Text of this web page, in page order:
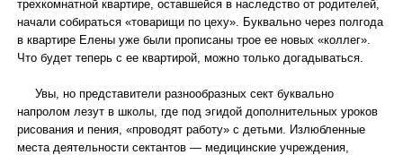
трехкомнатной квартире, оставшейся в наследство от родителей,
начали собираться «товарищи по цеху». Буквально через полгода
в квартире Елены уже были прописаны трое ее новых «коллег».
Что будет теперь с ее квартирой, можно только догадываться.
Увы, но представители разнообразных сект буквально
напролом лезут в школы, где под эгидой дополнительных уроков
рисования и пения, «проводят работу» с детьми. Излюбленные
места деятельности сектантов — медицинские учреждения,